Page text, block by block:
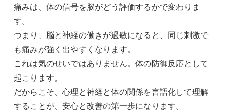
痛みは、体の信号を脳がどう評価するかで変わりま
す。
つまり、脳と神経の働きが過敏になると、同じ刺激で
も痛みが強く出やすくなります。
これは気のせいではありません。体の防御反応として
起こります。
だからこそ、心理と神経と体の関係を言語化して理解
することが、安心と改善の第一歩になります。